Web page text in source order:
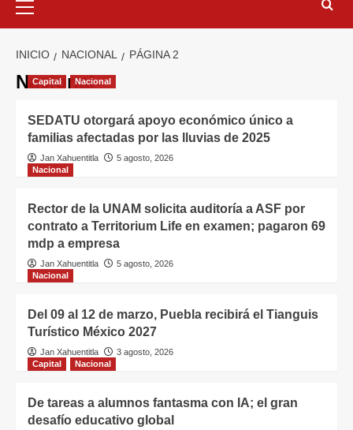
INICIO NACIONAL PÁGINA 2
Nacional
Capital Nacional
SEDATU otorgará apoyo económico único a
familias afectadas por las lluvias de 2025
Jan Xahuentitla
5 agosto, 2026
Nacional
Rector de la UNAM solicita auditoría a ASF por
contrato a Territorium Life en examen; pagaron 69
mdp a empresa
Jan Xahuentitla
5 agosto, 2026
Nacional
Del 09 al 12 de marzo, Puebla recibirá el Tianguis
Turístico México 2027
Jan Xahuentitla
3 agosto, 2026
Capital
Nacional
De tareas a alumnos fantasma con IA; el gran
desafío educativo global